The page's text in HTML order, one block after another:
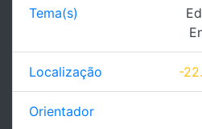
Tema(s)
Localização -
Orientador